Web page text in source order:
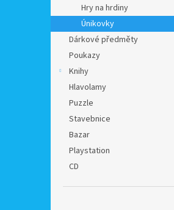
Hry na hrdiny
Únikovky
Dárkové předměty
Poukazy
Knihy
Hlavolamy
Puzzle
Stavebnice
Bazar
Playstation
CD